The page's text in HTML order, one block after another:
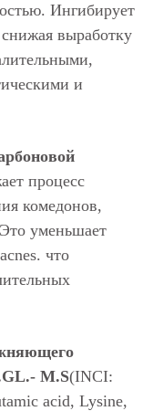
Ингибирует
выработку
и
процесс
комедонов,
уменьшает
что
M.S(INCI:
acid, Lysine,